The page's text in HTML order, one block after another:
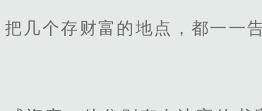
几个存财富的地点，都一一